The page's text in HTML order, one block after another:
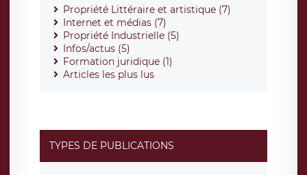
Propriété Littéraire et artistique (7)
Internet et médias (7)
Propriété Industrielle (5)
Infos/actus (5)
Formation juridique (1)
Articles les plus lus
TYPES DE PUBLICATIONS